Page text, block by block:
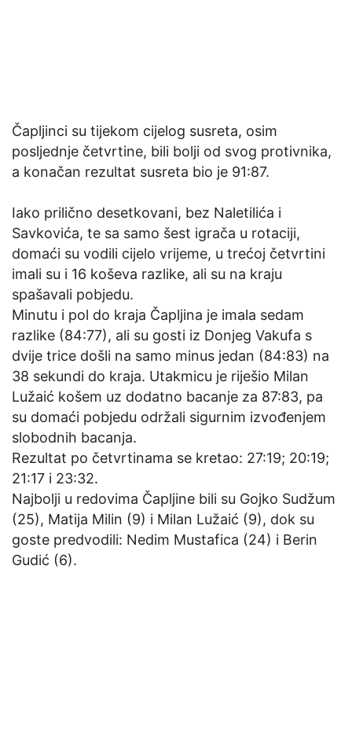
Čapljinci su tijekom cijelog susreta, osim
posljednje četvrtine, bili bolji od svog protivnika,
a konačan rezultat susreta bio je 91:87.
Iako prilično desetkovani, bez Naletilića i
Savkovića, te sa samo šest igrača u rotaciji,
domaći su vodili cijelo vrijeme, u trećoj četvrtini
imali su i 16 koševa razlike, ali su na kraju
spašavali pobjedu.
Minutu i pol do kraja Čapljina je imala sedam
razlike (84:77), ali su gosti iz Donjeg Vakufa s
dvije trice došli na samo minus jedan (84:83) na
38 sekundi do kraja. Utakmicu je riješio Milan
Lužaić košem uz dodatno bacanje za 87:83, pa
su domaći pobjedu održali sigurnim izvođenjem
slobodnih bacanja.
Rezultat po četvrtinama se kretao: 27:19; 20:19;
21:17 i 23:32.
Najbolji u redovima Čapljine bili su Gojko Sudžum
(25), Matija Milin (9) i Milan Lužaić (9), dok su
goste predvodili: Nedim Mustafica (24) i Berin
Gudić (6).